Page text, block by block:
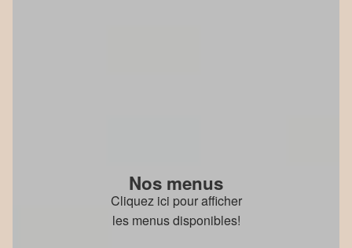
Nos menus
Cliquez ici pour afficher
les menus disponibles!